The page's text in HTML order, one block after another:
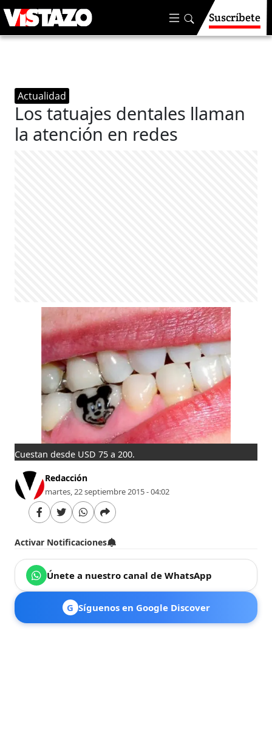
Suscríbete
Actualidad
Los tatuajes dentales llaman
la atención en redes
Cuestan desde USD 75 a 200.
Redacción
martes, 22 septiembre 2015 - 04:02
Activar Notificaciones
Únete a nuestro canal de WhatsApp
G Síguenos en Google Discover